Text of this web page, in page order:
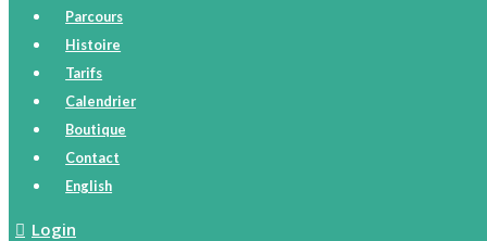
Parcours
Histoire
Tarifs
Calendrier
Boutique
Contact
English
Login